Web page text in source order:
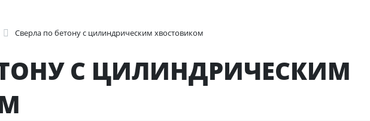
Сверла по бетону с цилиндрическим хвостовиком
С ЦИЛИНДРИЧЕСКИМ